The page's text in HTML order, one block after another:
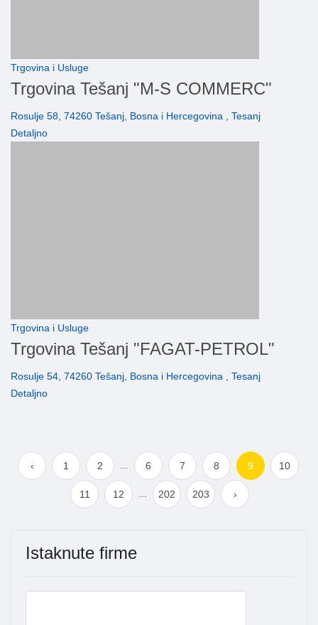
Trgovina i Usluge
Trgovina Tešanj "M-S COMMERC"
Rosulje 58, 74260 Tešanj, Bosna i Hercegovina , Tesanj
Detaljno
Trgovina i Usluge
Trgovina Tešanj "FAGAT-PETROL"
Rosulje 54, 74260 Tešanj, Bosna i Hercegovina , Tesanj
Detaljno
‹ 1 2 ... 6 7 8 9 10
11 12 ... 202 203 ›
Istaknute firme